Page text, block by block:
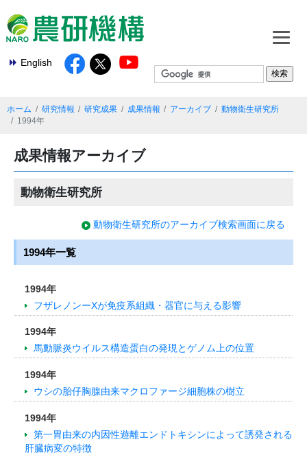
English
ホーム 研究情報 研究成果 成果情報 アーカイブ
動物衛生研究所
1994年
成果情報アーカイブ
動物衛生研究所
動物衛生研究所のアーカイブ検索画面に戻る
1994年一覧
1994年
フザレノンーXが免疫系組織・器官に与える影響
1994年
馬動脈炎ウイルス構造蛋白の発現とゲノム上の位置
1994年
ウシの胎仔胸腺由来マクロファージ細胞株の樹立
1994年
第一胃由来の内因性遊離エンドトキシンによって誘発される
肝臓病変の特徴